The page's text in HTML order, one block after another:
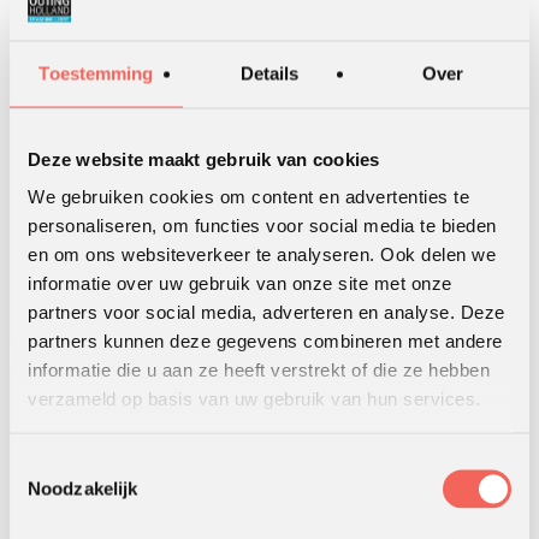
Toestemming Details Over
Deze website maakt gebruik van cookies
We gebruiken cookies om content en advertenties te
personaliseren, om functies voor social media te bieden
en om ons websiteverkeer te analyseren. Ook delen we
informatie over uw gebruik van onze site met onze
partners voor social media, adverteren en analyse. Deze
partners kunnen deze gegevens combineren met andere
informatie die u aan ze heeft verstrekt of die ze hebben
verzameld op basis van uw gebruik van hun services.
Noodzakelijk
Facturatie ‘vrij van BTW’
Indien gekozen wordt voor een programma dat kan
aan te vragen. Als je daar voor kiest dan rekenen we een
kostendekkende correctie van 7% op de investering.
Desondanks valt het totaalbedrag van je investering
hierdoor 14% lager (21% – 7% = 14%) uit.
Deelnemen aan een activiteit georganiseerd door Outing
Holland geschiedt te allen tijdeop eigen risico.
Klachten
Laat het ons weten als je een
klacht hebt